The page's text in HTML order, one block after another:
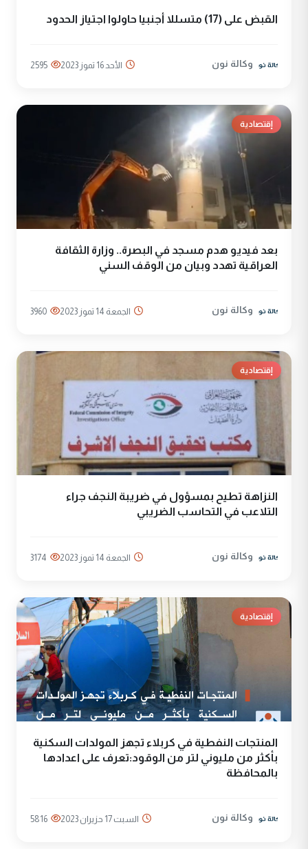
القبض على (17) متسللا أجنبيا حاولوا اجتياز الحدود
وكالة نون الأحد 16 تموز 2023 2595
إقتصادية
بعد فيديو هدم مسجد في البصرة.. وزارة الثقافة
العراقية تهدد وبيان من الوقف السني
وكالة نون الجمعة 14 تموز 2023 3960
إقتصادية
النزاهة تطيح بمسؤول في ضريبة النجف جراء
التلاعب في التحاسب الضريبي
وكالة نون الجمعة 14 تموز 2023 3174
إقتصادية
المنتجات النفطية في كربلاء تجهز المولدات السكنية
بأكثر من مليوني لتر من الوقود:تعرف على اعدادها
بالمحافظة
وكالة نون السبت 17 حزيران 2023 5816